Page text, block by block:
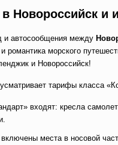
Новороссийск и
и автосообщения между
романтика морского
и Новороссийск!
тарифы класса
входят: кресла
места в носовой